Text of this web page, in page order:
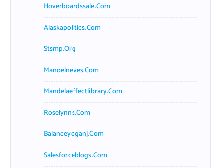
Hoverboardssale.com
Alaskapolitics.com
Stsmp.org
Manoelneves.com
Mandelaeffectlibrary.com
Roselynns.com
Balanceyoganj.com
Salesforceblogs.com